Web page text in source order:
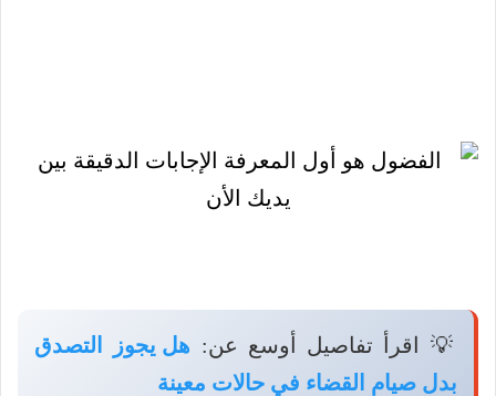
💡 اقرأ تفاصيل أوسع عن: هل يجوز التصدق
بدل صيام القضاء في حالات معينة